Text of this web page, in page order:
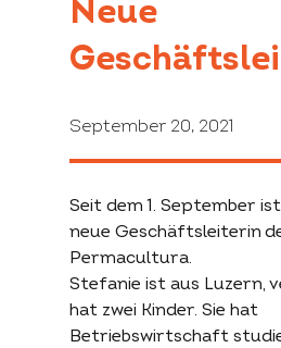
Projekte
Übersicht
Der
Neue
September 20, 2021
Seit dem 1. September
neue Geschäftsleiterin
Permacultura.
Stefanie ist aus Luzern,
hat zwei Kinder. Sie hat
Betriebswirtschaft